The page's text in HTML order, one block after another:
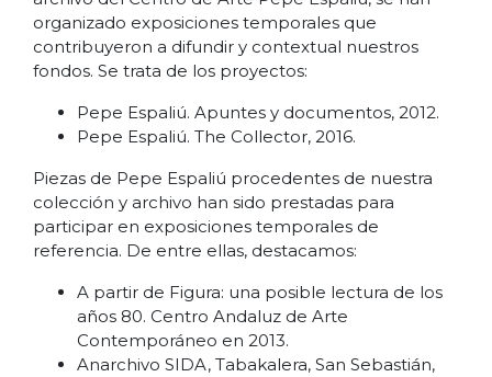
organizado exposiciones temporales que
contribuyeron a difundir y contextual nuestros
fondos. Se trata de los proyectos:
Pepe Espaliú. Apuntes y documentos, 2012.
Pepe Espaliú. The Collector, 2016.
Piezas de Pepe Espaliú procedentes de nuestra
colección y archivo han sido prestadas para
participar en exposiciones temporales de
referencia. De entre ellas, destacamos:
A partir de Figura: una posible lectura de los
años 80. Centro Andaluz de Arte
Contemporáneo en 2013.
Anarchivo SIDA, Tabakalera, San Sebastián,